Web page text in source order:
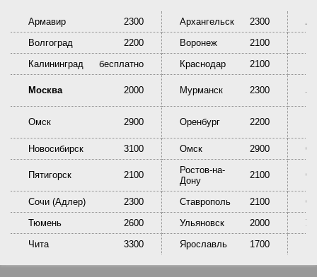
Армавир 2300 Архангельск 2300
Волгоград
2200 Воронеж 2100
Калининград
бесплатно Краснодар 2100
Москва 2000 Мурманск 2300
Омск 2900 Оренбург 2200
Новосибирск 3100 Омск 2900
Пятигорск 2100
Ростов-на-
Дону
2100
Сочи (Адлер) 2300 Ставрополь 2100
Тюмень
2600 Ульяновск 2000
Чита
3300 Ярославль 1700